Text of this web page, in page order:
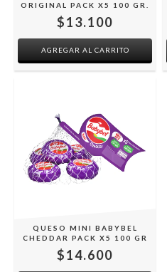
ORIGINAL PACK X5 100 GR.
$13.100
QUESO MINI BABYBEL
CHEDDAR PACK X5 100 GR
$14.600